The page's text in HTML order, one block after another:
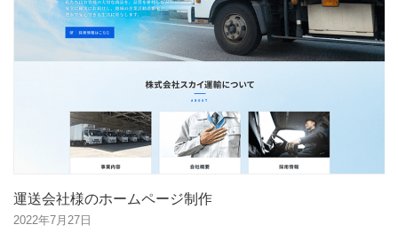
運送会社様のホームページ制作
2022年7月27日